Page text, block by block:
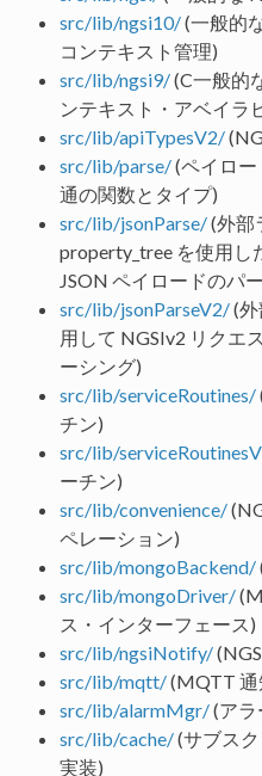
src/lib/ngsi10/(一般的
コンテキスト管理)
src/lib/ngsi9/(C一般的
ンテキスト・アベイラ
src/lib/apiTypesV2/
src/lib/parse/(ペイロー
通の関数とタイプ)
src/lib/jsonParse/(外部
property_tree を使用し
JSON ペイロードのパ
src/lib/jsonParseV2/(外
用して NGSIv2 リクエ
ーシング)
src/lib/serviceRoutines/
チン)
src/lib/
ーチン)
src/lib/convenience/
ペレーション)
src/lib/mongoBackend/
src/lib/mongoDriver/
ス・インターフェース)
src/lib/ngsiNotify/
src/lib/mqtt/(MQTT 通
src/lib/alarmMgr/(アラ
src/lib/cache/(サブス
実装)